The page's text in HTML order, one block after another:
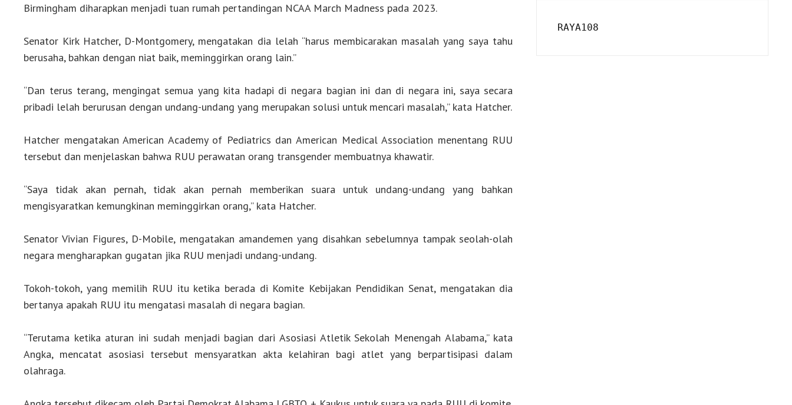
Birmingham diharapkan menjadi tuan rumah pertandingan NCAA March Madness pada 2023.
Senator Kirk Hatcher, D-Montgomery, mengatakan dia lelah “harus membicarakan masalah yang saya tahu
berusaha, bahkan dengan niat baik, meminggirkan orang lain.”
“Dan terus terang, mengingat semua yang kita hadapi di negara bagian ini dan di negara ini, saya secara
pribadi lelah berurusan dengan undang-undang yang merupakan solusi untuk mencari masalah,” kata Hatcher.
Hatcher mengatakan American Academy of Pediatrics dan American Medical Association menentang RUU
tersebut dan menjelaskan bahwa RUU perawatan orang transgender membuatnya khawatir.
“Saya tidak akan pernah, tidak akan pernah memberikan suara untuk undang-undang yang bahkan
mengisyaratkan kemungkinan meminggirkan orang,” kata Hatcher.
Senator Vivian Figures, D-Mobile, mengatakan amandemen yang disahkan sebelumnya tampak seolah-olah
negara mengharapkan gugatan jika RUU menjadi undang-undang.
Tokoh-tokoh, yang memilih RUU itu ketika berada di Komite Kebijakan Pendidikan Senat, mengatakan dia
bertanya apakah RUU itu mengatasi masalah di negara bagian.
“Terutama ketika aturan ini sudah menjadi bagian dari Asosiasi Atletik Sekolah Menengah Alabama,” kata
Angka, mencatat asosiasi tersebut mensyaratkan akta kelahiran bagi atlet yang berpartisipasi dalam
olahraga.
RAYA108